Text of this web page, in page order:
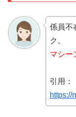
係員不
ク。
マシー
引用：
https://